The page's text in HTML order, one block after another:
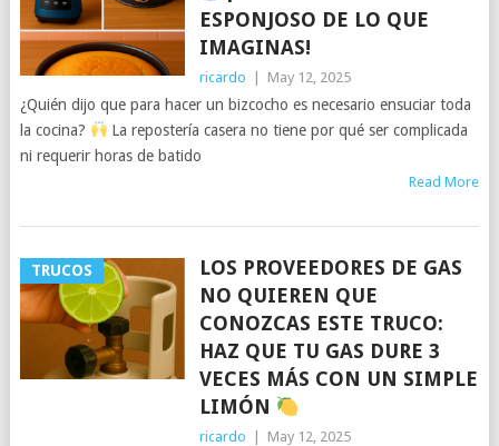
ESPONJOSO DE LO QUE
IMAGINAS!
ricardo May 12, 2025
¿Quién dijo que para hacer un bizcocho es necesario ensuciar toda
la cocina?
La repostería casera no tiene por qué ser complicada
ni requerir horas de batido
Read More
TRUCOS
LOS PROVEEDORES DE GAS
NO QUIEREN QUE
CONOZCAS ESTE TRUCO:
HAZ QUE TU GAS DURE 3
VECES MÁS CON UN SIMPLE
LIMÓN
ricardo May 12, 2025